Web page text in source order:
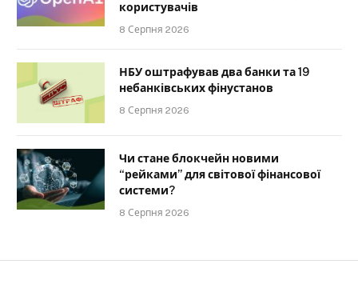
користувачів
8 Серпня 2026
НБУ оштрафував два банки та 19
небанківських фінустанов
8 Серпня 2026
Чи стане блокчейн новими
“рейками” для світової фінансової
системи?
8 Серпня 2026